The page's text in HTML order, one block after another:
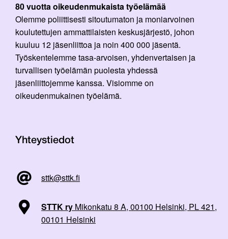
80 vuotta oikeudenmukaista työelämää
Olemme poliittisesti sitoutumaton ja moniarvoinen
koulutettujen ammattilaisten keskusjärjestö, johon
kuuluu 12 jäsenliittoa ja noin 400 000 jäsentä.
Työskentelemme tasa-arvoisen, yhdenvertaisen ja
turvallisen työelämän puolesta yhdessä
jäsenliittojemme kanssa. Visiomme on
oikeudenmukainen työelämä.
Yhteystiedot
sttk@sttk.fi
STTK ry Mikonkatu 8 A, 00100 Helsinki, PL 421,
00101 Helsinki